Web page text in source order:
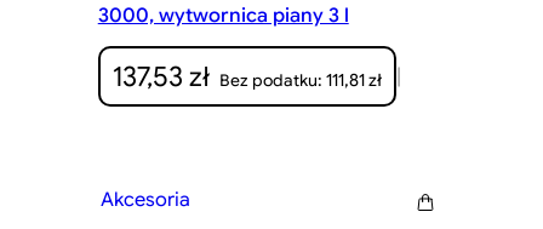
3000, wytwornica piany 3 l
137,53 zł Bez podatku: 111,81zł |
Akcesoria